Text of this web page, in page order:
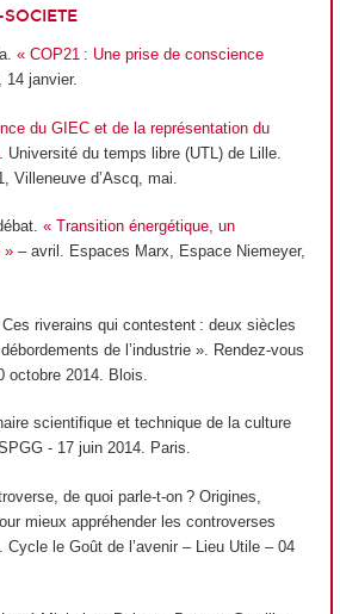
« COP21 : Une prise de conscience
, 14 janvier.
du GIEC et de la représentation du
. Université du temps libre (UTL) de Lille.
Villeneuve d’Ascq, mai.
« Transition énergétique, un
» – avril. Espaces Marx, Espace Niemeyer,
Ces riverains qui contestent : deux siècles
de l’industrie ». Rendez-vous
octobre 2014. Blois.
scientifique et technique de la culture
- 17 juin 2014. Paris.
de quoi parle-t-on ? Origines,
mieux appréhender les controverses
Cycle le Goût de l’avenir – Lieu Utile – 04